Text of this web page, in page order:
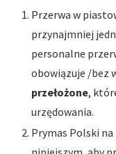
Przerwa w
przynajmniej
personalne
obowiązuje /bez
przełożone,
urzędowania.
Prymas Polski